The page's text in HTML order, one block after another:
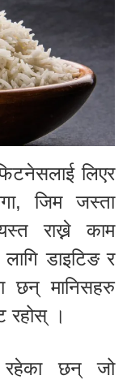
लिएर
जिम जस्ता
राख्ने काम
डाइटिङ र
छन् मानिसहरु
रहोस् ।
रहेका छन् जो